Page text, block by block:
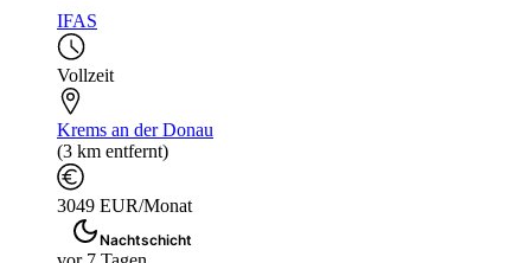
IFAS
Vollzeit
Krems an der Donau
(3 km entfernt)
3049 EUR/Monat
Nachtschicht